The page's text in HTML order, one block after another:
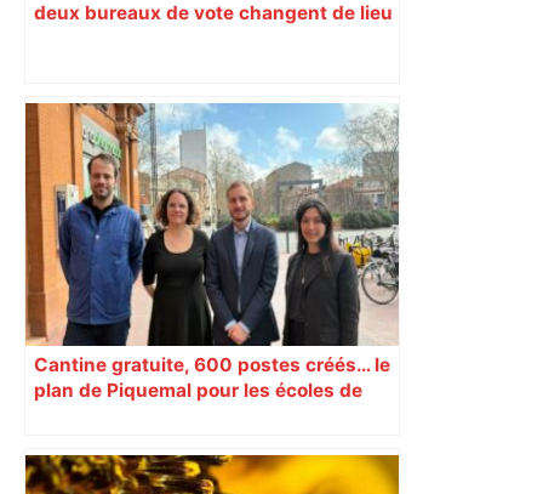
deux bureaux de vote changent de lieu
Cantine gratuite, 600 postes créés… le
plan de Piquemal pour les écoles de